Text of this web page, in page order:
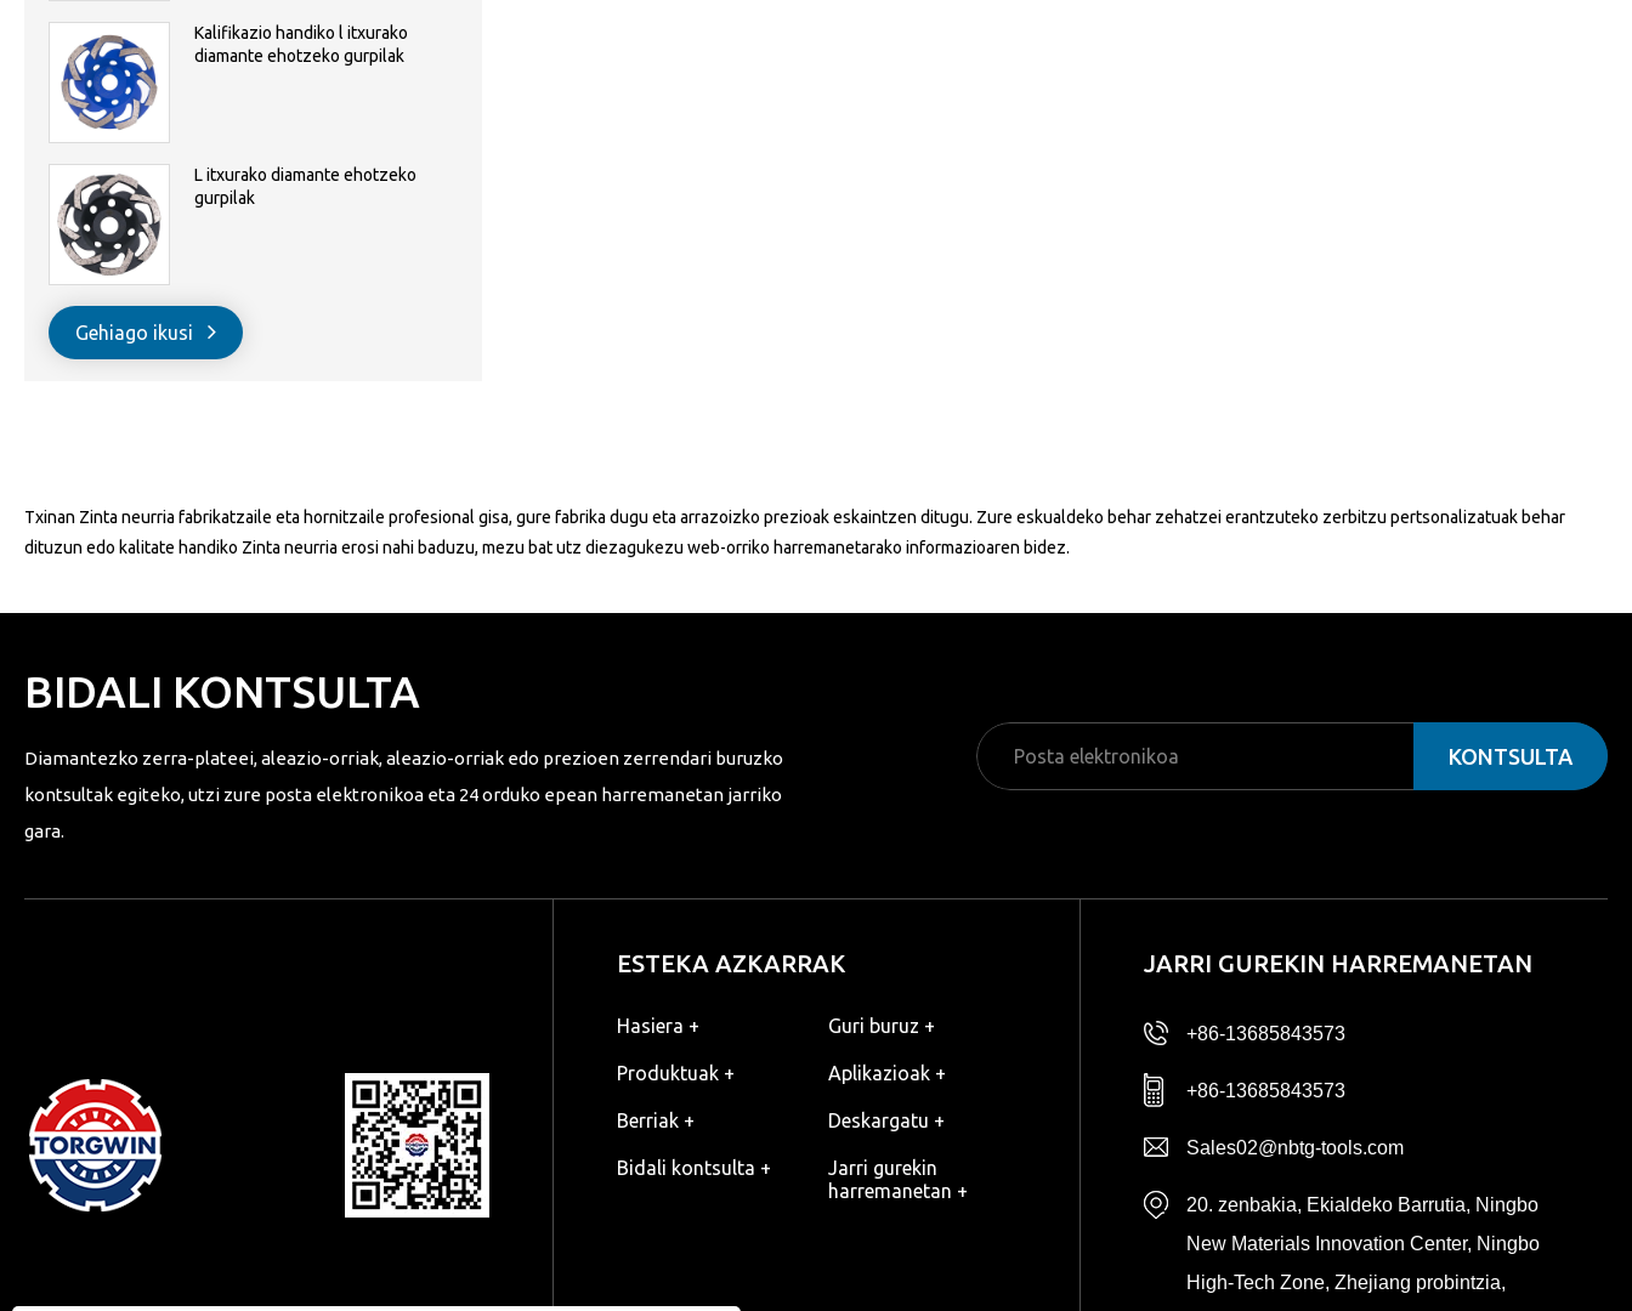
Kalifikazio handiko l itxurako
diamante ehotzeko gurpilak
L itxurako diamante ehotzeko
gurpilak
Gehiago ikusi
Txinan Zinta neurria fabrikatzaile eta hornitzaile profesional gisa, gure fabrika dugu eta arrazoizko prezioak eskaintzen ditugu. Zure eskualdeko behar zehatzei erantzuteko zerbitzu pertsonalizatuak behar
dituzun edo kalitate handiko Zinta neurria erosi nahi baduzu, mezu bat utz diezagukezu web-orriko harremanetarako informazioaren bidez.
BIDALI KONTSULTA
Diamantezko zerra-plateei, aleazio-orriak, aleazio-orriak edo prezioen zerrendari buruzko
kontsultak egiteko, utzi zure posta elektronikoa eta 24 orduko epean harremanetan jarriko
gara.
KONTSULTA
ESTEKA AZKARRAK
Hasiera + Guri buruz +
Produktuak + Aplikazioak +
Berriak + Deskargatu +
Bidali kontsulta +
Jarri gurekin
harremanetan +
JARRI GUREKIN HARREMANETAN
+86-13685843573
+86-13685843573
Sales02@nbtg-tools.com
20. zenbakia, Ekialdeko Barrutia, Ningbo
New Materials Innovation Center, Ningbo
High-Tech Zone, Zhejiang probintzia,